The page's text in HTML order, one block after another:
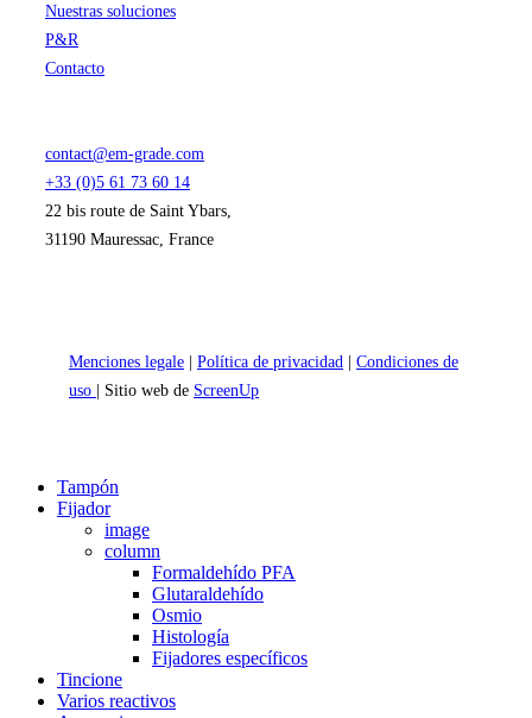
Nuestras soluciones
P&R
Contacto
contact@em-grade.com
+33 (0)5 61 73 60 14
22 bis route de Saint Ybars,
31190 Mauressac, France
Menciones legale | Política de privacidad | Condiciones de
uso | Sitio web de ScreenUp
Close
Menu
Tampón
Fijador
image
column
Formaldehído PFA
Glutaraldehído
Osmio
Histología
Fijadores específicos
Tincione
Varios reactivos